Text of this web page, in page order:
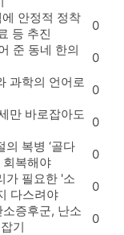
안정적 정착
등 추진
0
준 동네 한의
0
과학의 언어로
0
만 바로잡아도
0
의 복병 ‘골다
회복해야
0
가 필요한 '소
다스려야
0
증후군, 난소
기
0